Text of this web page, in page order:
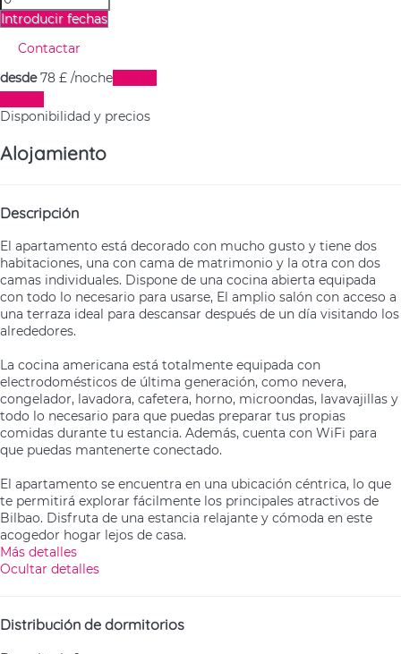
Introducir fechas
Contactar
desde78 £ /noche
Disponibilidad y precios
Alojamiento
Descripción
El apartamento está decorado con mucho gusto y tiene dos
habitaciones, una con cama de matrimonio y la otra con dos
camas individuales. Dispone de una cocina abierta equipada
con todo lo necesario para usarse, El amplio salón con acceso a
una terraza ideal para descansar después de un día visitando los
alrededores.
La cocina americana está totalmente equipada con
electrodomésticos de última generación, como nevera,
congelador, lavadora, cafetera, horno, microondas, lavavajillas y
todo lo necesario para que puedas preparar tus propias
comidas durante tu estancia. Además, cuenta con WiFi para
que puedas mantenerte conectado.
El apartamento se encuentra en una ubicación céntrica, lo que
te permitirá explorar fácilmente los principales atractivos de
Bilbao. Disfruta de una estancia relajante y cómoda en este
acogedor hogar lejos de casa.
Más detalles
Ocultar detalles
Distribución de dormitorios